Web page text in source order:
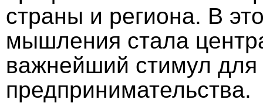
страны и региона. В
мышления стала
важнейший стимул для
предпринимательства.